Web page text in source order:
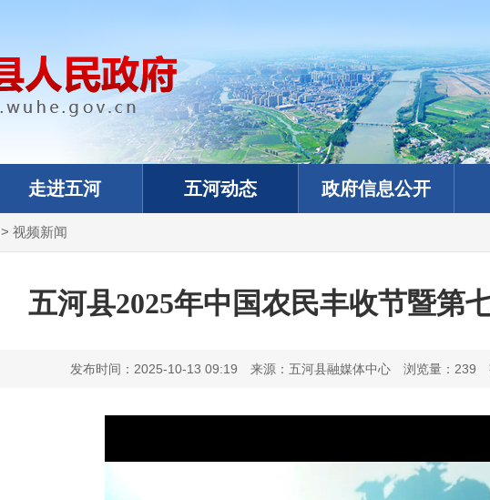
走进五河 五河动态 政府信息公开
> 视频新闻
五河县2025年中国农民丰收节暨第
发布时间：2025-10-13 09:19 来源：五河县融媒体中心 浏览量： 239
政